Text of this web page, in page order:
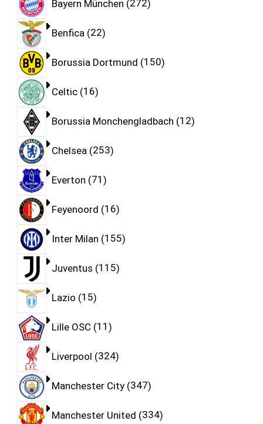
Bayern München 272
Benfica 22
Borussia Dortmund 150
Celtic 16
Borussia Monchengladbach 12
Chelsea 253
Everton 71
Feyenoord 16
Inter Milan 155
Juventus 115
Lazio 15
Lille OSC 11
Liverpool 324
Manchester City 347
Manchester United 334